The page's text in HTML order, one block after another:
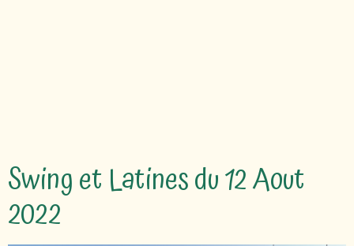
Swing et Latines du 12 Aout
2022